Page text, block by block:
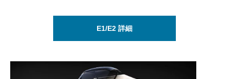
E1/E2 詳細